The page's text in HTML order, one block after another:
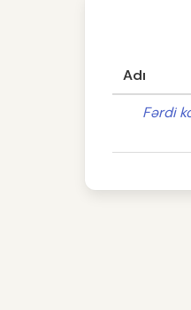
Adı
Fərdi